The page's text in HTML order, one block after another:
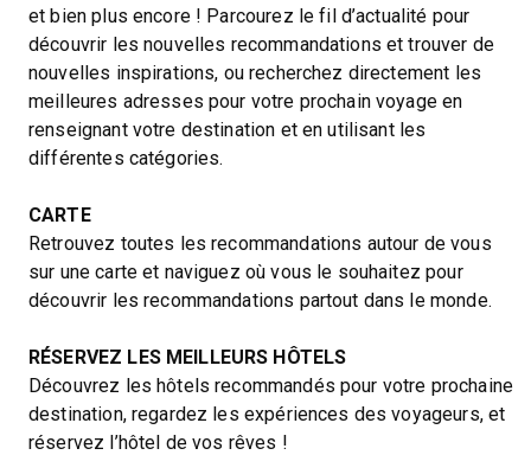
et bien plus encore ! Parcourez le fil d’actualité pour
découvrir les nouvelles recommandations et trouver de
nouvelles inspirations, ou recherchez directement les
meilleures adresses pour votre prochain voyage en
renseignant votre destination et en utilisant les
différentes catégories.
CARTE
Retrouvez toutes les recommandations autour de vous
sur une carte et naviguez où vous le souhaitez pour
découvrir les recommandations partout dans le monde.
RÉSERVEZ LES MEILLEURS HÔTELS
Découvrez les hôtels recommandés pour votre prochaine
destination, regardez les expériences des voyageurs, et
réservez l’hôtel de vos rêves !